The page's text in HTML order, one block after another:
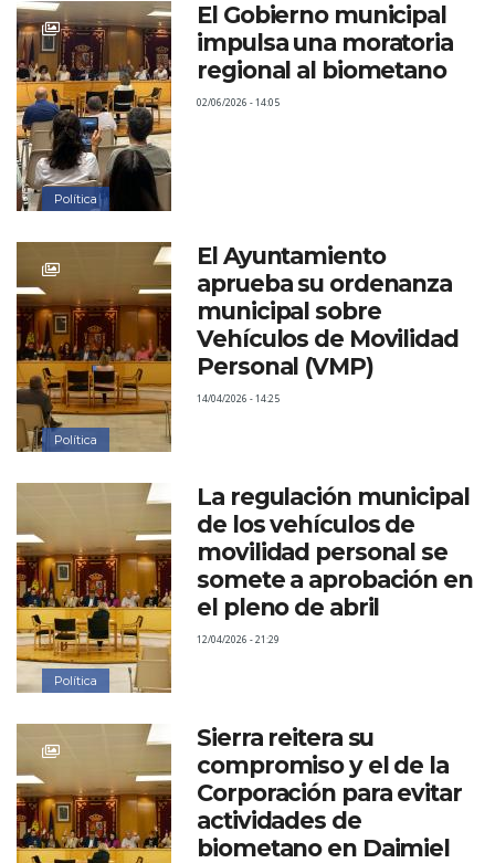
Política
El Gobierno municipal
impulsa una moratoria
regional al biometano
02/06/2026 - 14:05
Política
El Ayuntamiento
aprueba su ordenanza
municipal sobre
Vehículos de Movilidad
Personal (VMP)
14/04/2026 - 14:25
Política
La regulación municipal
de los vehículos de
movilidad personal se
somete a aprobación en
el pleno de abril
12/04/2026 - 21:29
Sierra reitera su
compromiso y el de la
Corporación para evitar
actividades de
biometano en Daimiel